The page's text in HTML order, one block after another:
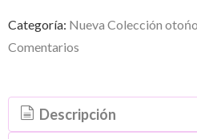
Categoría: Nueva Colección
Comentarios
Descripción